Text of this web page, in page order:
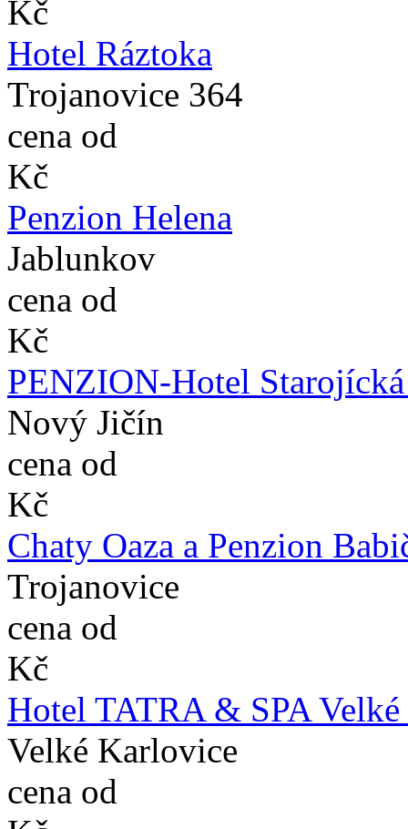
Kč
Hotel Ráztoka
Trojanovice 364
cena od
Kč
Penzion Helena
Jablunkov
cena od
Kč
PENZION-Hotel
Nový Jičín
cena od
Kč
Chaty Oaza a Penzion
Trojanovice
cena od
Kč
Hotel TATRA & SPA
Velké Karlovice
cena od